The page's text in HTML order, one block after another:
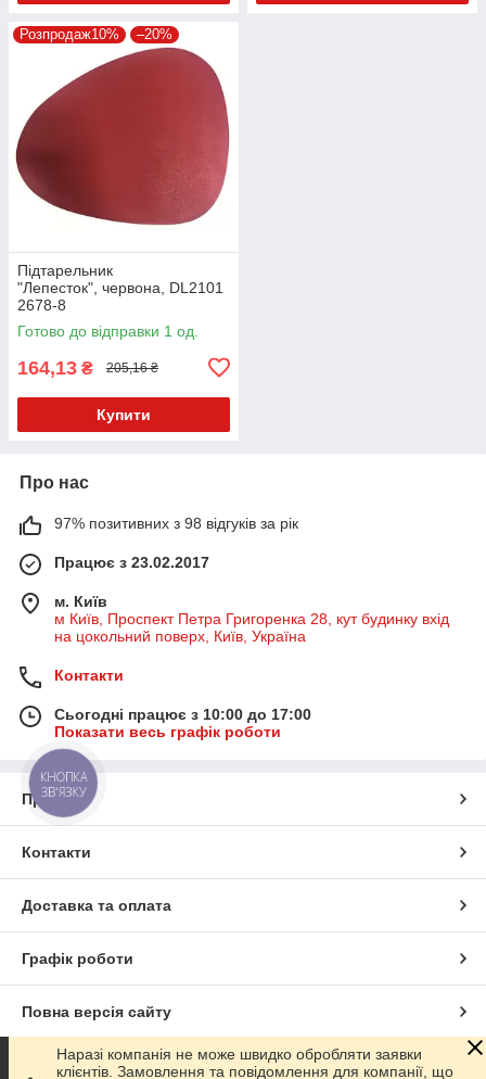
Розпродаж10% –20%
Підтарельник
"Лепесток", червона, DL2101
2678-8
Готово до відправки 1 од.
164,13 ₴ 205,16 ₴
Купити
Про нас
97% позитивних з 98 відгуків за рік
Працює з 23.02.2017
м. Київ
м Київ, Проспект Петра Григоренка 28, кут будинку вхід
на цокольний поверх, Київ, Україна
Контакти
Сьогодні працює з 10:00 до 17:00
Показати весь графік роботи
Про нас
Контакти
Доставка та оплата
Графік роботи
Повна версія сайту
Сайт створено на маркетплейсіProm.ua
Наразі компанія не може швидко обробляти заявки
клієнтів. Замовлення та повідомлення для компанії, що
КНОПКА
ЗВ'ЯЗКУ